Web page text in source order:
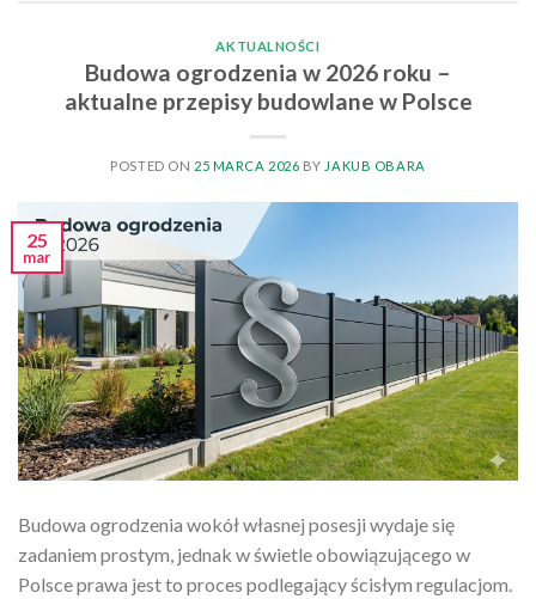
AKTUALNOŚCI
Budowa ogrodzenia w 2026 roku –
aktualne przepisy budowlane w Polsce
POSTED ON 25 MARCA 2026 BY JAKUB OBARA
25
mar
Budowa ogrodzenia wokół własnej posesji wydaje się
zadaniem prostym, jednak w świetle obowiązującego w
Polsce prawa jest to proces podlegający ścisłym regulacjom.